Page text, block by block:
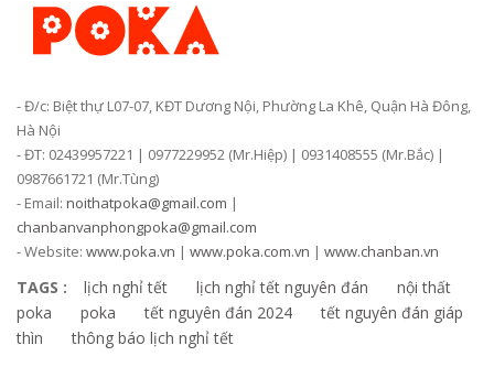
- Đ/c: Biệt thự L07-07, KĐT Dương Nội, Phường La Khê, Quận Hà Đông,
Hà Nội
- ĐT: 02439957221 | 0977229952 (Mr.Hiệp) | 0931408555 (Mr.Bắc) |
0987661721 (Mr.Tùng)
- Email: noithatpoka@gmail.com |
chanbanvanphongpoka@gmail.com
- Website: www.poka.vn | www.poka.com.vn | www.chanban.vn
TAGS : lịch nghỉ tết lịch nghỉ tết nguyên đán
nội thất
poka
poka tết nguyên đán 2024
tết nguyên đán giáp
thìn
thông báo lịch nghỉ tết